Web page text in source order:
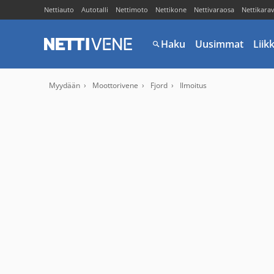
Nettiauto Autotalli Nettimoto Nettikone Nettivaraosa
Haku Uusimmat
Myydään Moottorivene Fjord Ilmoitus